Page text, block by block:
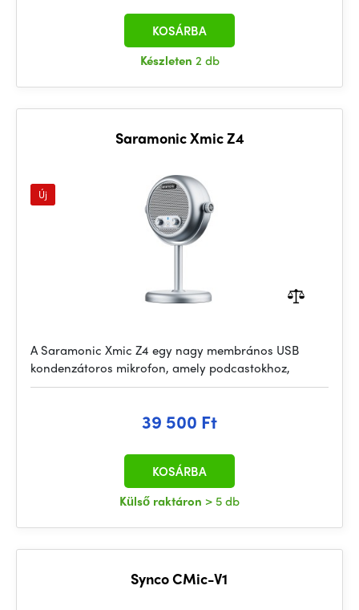
Készleten 2 db
KOSÁRBA
Saramonic Xmic Z4
Új
A Saramonic Xmic Z4 egy nagy membrános USB
kondenzátoros mikrofon, amely podcastokhoz,
39 500 Ft
Külső raktáron > 5 db
KOSÁRBA
Synco CMic-V1